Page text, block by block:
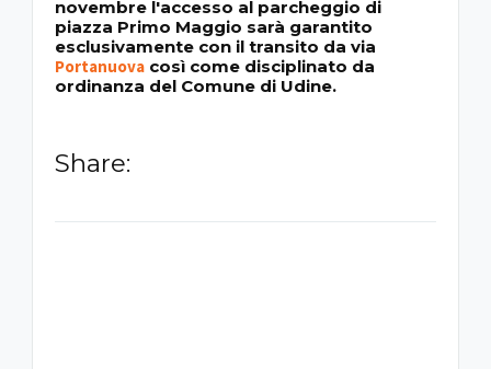
novembre l'accesso al parcheggio di
piazza Primo Maggio sarà garantito
esclusivamente con il transito da via
Portanuova così come disciplinato da
ordinanza del Comune di Udine.
Share: